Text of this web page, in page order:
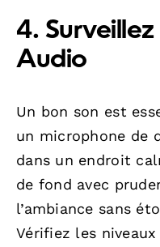
4.
Audio
Un bon son est
un microphone de
dans un endroit
de fond avec
l’ambiance sans
Vérifiez les